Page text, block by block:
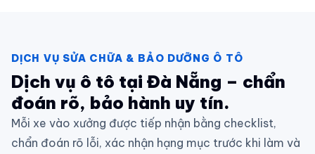
DỊCH VỤ SỬA CHỮA & BẢO DƯỠNG Ô TÔ
Dịch vụ ô tô tại Đà Nẵng – chẩn
đoán rõ, bảo hành uy tín.
Mỗi xe vào xưởng được tiếp nhận bằng checklist,
chẩn đoán rõ lỗi, xác nhận hạng mục trước khi làm và